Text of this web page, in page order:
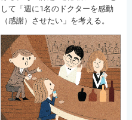
して「週に1名のドクターを感動
（感謝）させたい」を考える。